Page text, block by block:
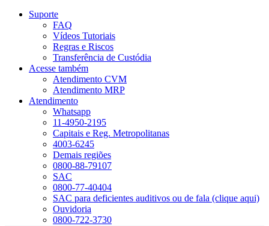
Suporte
FAQ
Vídeos Tutoriais
Regras e Riscos
Transferência de Custódia
Acesse também
Atendimento CVM
Atendimento MRP
Atendimento
Whatsapp
11-4950-2195
Capitais e Reg. Metropolitanas
4003-6245
Demais regiões
0800-88-79107
SAC
0800-77-40404
SAC para deficientes auditivos ou de fala (clique aqui)
Ouvidoria
0800-722-3730